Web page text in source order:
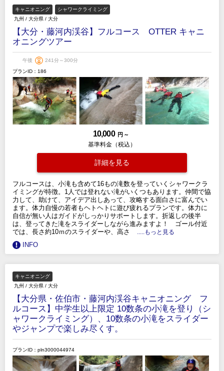
キャニオニング
シャワークライミング
九州 / 大分県 / 大分
【大分・藤河内渓谷】フルコース OTTER キャニ
オニングツアー
午後
241分～300分
プランID：186
10,000 円 ～
基準料金（税込）
詳細を見る
フルコースは、小滝も含めて16もの滝数を登っていくシャワークラ
イミングが特徴。1人では登れない滝がいくつもあります。仲間で協
力して、助けて、アイデア出しあって、攻略する面白さに富んでい
ます。体力自慢の若者もヘトヘトに遊び疲れるプランです。体力に
自信が無い人はガイドがしっかりサポートします。折返しの後半
は、登ってきた滝をスライダーしながら進みますよ！ ゴール付近
では、長さ約10ｍのスライダーや、高さ
.....もっと見る
INFO
キャニオニング
九州 / 大分県 / 大分
【大分県・佐伯市・藤河内渓谷キャニオニング フ
ルコース】中学生以上限定 10数条の小滝を登り（シ
ャワークライミング）、10数条の小滝をスライダー
やジャンプで楽しみ尽くす。
プランID：pln3000044974